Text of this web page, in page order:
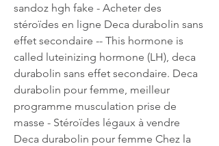
sandoz hgh fake - Acheter des
stéroïdes en ligne Deca durabolin sans
effet secondaire -- This hormone is
called luteinizing hormone (LH), deca
durabolin sans effet secondaire. Deca
durabolin pour femme, meilleur
programme musculation prise de
masse - Stéroïdes légaux à vendre
Deca durabolin pour femme Chez la